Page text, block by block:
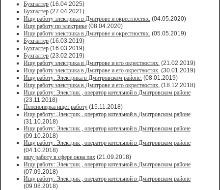
Бухгалтер (16.04.2025)
Бухгалтер (27.04.2021)
Ищу работу электрика в Дмитрове и окрестностях. (04.05.2020)
Ищу работу по электрике (08.04.2020)
Ищу работу электрика в Дмитрове и окрестностях. (05.05.2019)
Бухгалтер (16.03.2019)
Бухгалтер (16.03.2019)
Бухгалтер (23.02.2019)
Ищу работу электрика в Дмитрове и его окрестностях. (21.02.2019)
Ищу работу электрика в Дмитрове и его окрестностях. (30.01.2019)
Ищу работу: Электрика в Дмитровском районе. (08.01.2019)
Ищу работу электрика в Дмитрове и его окрестностях. (18.12.2018)
Ищу работу: Электрик , оператор котельной в Дмитровском районе
(23.11.2018)
Пенсионерка ищет работу (15.11.2018)
Ищу работу: Электрик , оператор котельной в Дмитровском районе
(31.10.2018)
Ищу работу: Электрик , оператор котельной в Дмитровском районе
(09.10.2018)
Ищу работу: Электрик , оператор котельной в Дмитровском районе
(04.10.2018)
ищу работу в сфере окна пвх (21.09.2018)
Ищу работу: Электрик , оператор котельной в Дмитровском районе
(07.09.2018)
Ищу работу: Электрик , оператор котельной в Дмитровском районе
(09.08.2018)